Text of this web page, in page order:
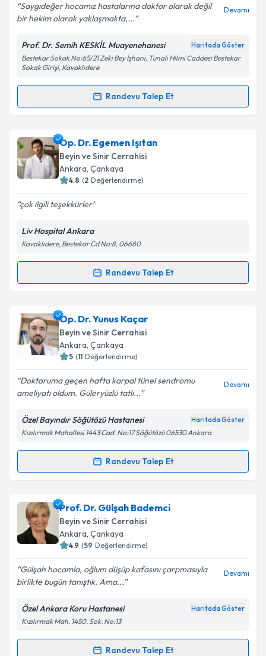
Kişisel verilerimin işlenmesine ilişkin
Metni 'ni okudum ve kişisel verilerimin belirtilen
kapsamda işlenmesini kabul ediyorum.
Takvim Talebini Gönder
Saygıdeğer hocamız hastalarına doktor olarak değil
bir hekim olarak yaklaşmakta,...
Devamı
Prof. Dr. Semih KESKİL Muayenehanesi Haritada Göster
Bestekar Sokak No:65/21 Zeki Bey İşhanı, Tunalı Hilmi Caddesi Bestekar
Sokak Girişi, Kavaklıdere
Randevu Talep Et
Randevu Takvimi Talebi
Prof. Dr. Semih Keskil için randevu takvimi talebi
oluşturun. Size bu uzmandan randevu almanız için bir
takvim hazırlandığında e-posta ile bilgilendireceğiz.
Kişisel verilerimin işlenmesine ilişkin
Metni'ni okudum ve kişisel verilerimin belirtilen
kapsamda işlenmesini kabul ediyorum.
Op. Dr. Egemen Işıtan
Beyin ve Sinir Cerrahisi
Ankara, Çankaya
4.8 (2 Değerlendirme)
çok ilgili teşekkürler
Liv Hospital Ankara
Kavaklıdere, Bestekar Cd No:8, 06680
Randevu Talep Et
Randevu Takvimi Talebi
Op. Dr. Egemen Işıtaniçin randevu takvimi talebi
oluşturun. Size bu uzmandan randevu almanız için bir
takvim hazırlandığında e-posta ile bilgilendireceğiz.
Kişisel verilerimin işlenmesine ilişkin
Aydınlatma
Metni'ni okudum ve kişisel verilerimin belirtilen
kapsamda işlenmesini kabul ediyorum.
Op. Dr. Yunus Kaçar
Beyin ve Sinir Cerrahisi
Ankara, Çankaya
5 (11 Değerlendirme)
Doktoruma geçen hafta karpal tünel sendromu
ameliyatı oldum. Güleryüzlü tatlı...
Devamı
Özel Bayındır Söğütözü Hastanesi Haritada Göster
Kızılırmak Mahallesi 1443 Cad. No:17 Söğütözü 06530 Ankara
Randevu Talep Et
Randevu Takvimi Talebi
Op. Dr. Yunus Kaçariçin randevu takvimi talebi
oluşturun. Size bu uzmandan randevu almanız için bir
takvim hazırlandığında e-posta ile bilgilendireceğiz.
Kişisel verilerimin işlenmesine ilişkin
Aydınlatma
Metni'ni okudum ve kişisel verilerimin belirtilen
kapsamda işlenmesini kabul ediyorum.
Prof. Dr. Gülşah Bademci
Beyin ve Sinir Cerrahisi
Ankara, Çankaya
4.9 (59 Değerlendirme)
Gülşah hocamla, oğlum düşüp kafasını çarpmasıyla
birlikte bugün tanıştık. Ama...
Devamı
Özel Ankara Koru Hastanesi Haritada Göster
Kızılırmak Mah. 1450. Sok. No:13
Randevu Talep Et